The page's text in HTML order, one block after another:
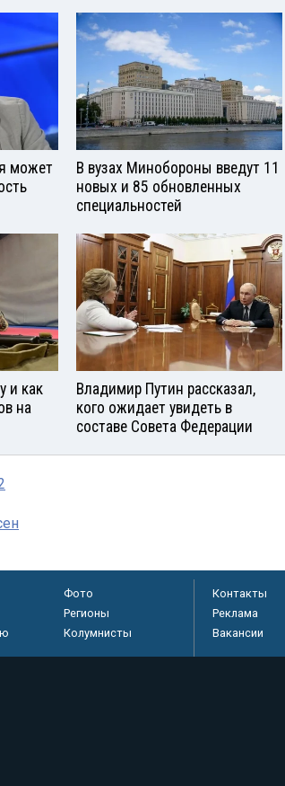
может
В вузах Минобороны введут 11
новых и 85 обновленных
специальностей
и как
на
Владимир Путин рассказал,
кого ожидает увидеть в
составе Совета Федерации
Фото
Регионы
Колумнисты
Контакты
Реклама
Вакансии